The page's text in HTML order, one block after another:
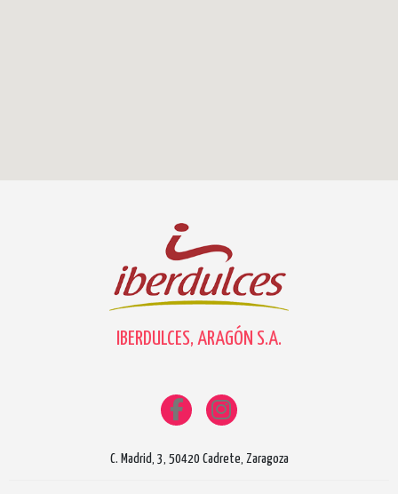
IBERDULCES, ARAGÓN S.A.
C. Madrid, 3, 50420 Cadrete, Zaragoza